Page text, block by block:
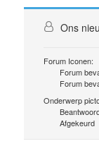
Ons
Forum Iconen:
Forum
Forum
Onderwerp
Afgekeurd